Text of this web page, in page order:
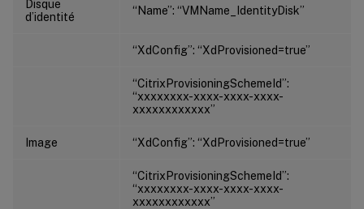
Disque
d’identité
“Name”: “VMName_IdentityDisk”
“XdConfig”: “XdProvisioned=true”
“CitrixProvisioningSchemeId”:
“xxxxxxxx-xxxx-xxxx-xxxx-
xxxxxxxxxxxx”
Image “XdConfig”: “XdProvisioned=true”
“CitrixProvisioningSchemeId”:
“xxxxxxxx-xxxx-xxxx-xxxx-
xxxxxxxxxxxx”